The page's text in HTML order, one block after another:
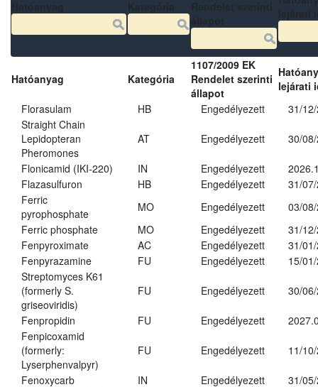
Hatóanyag Kategória
1107/2009 EK
Rendelet szerinti
állapot
lejárati
Florasulam
HB Engedélyezett
31/
Straight Chain
Lepidopteran
Pheromones
AT Engedélyezett 30/
Flonicamid (IKI-220) IN Engedélyezett
Flazasulfuron
HB Engedélyezett
31/
Ferric
pyrophosphate
MO Engedélyezett
03/
Ferric phosphate
MO Engedélyezett
31/
Fenpyroximate
AC Engedélyezett
31/
Fenpyrazamine
FU Engedélyezett
15/
Streptomyces K61
(formerly S.
griseoviridis)
FU Engedélyezett 30/
Fenpropidin FU Engedélyezett
Fenpicoxamid
(formerly:
Lyserphenvalpyr)
FU Engedélyezett 11/
Fenoxycarb IN Engedélyezett
31/